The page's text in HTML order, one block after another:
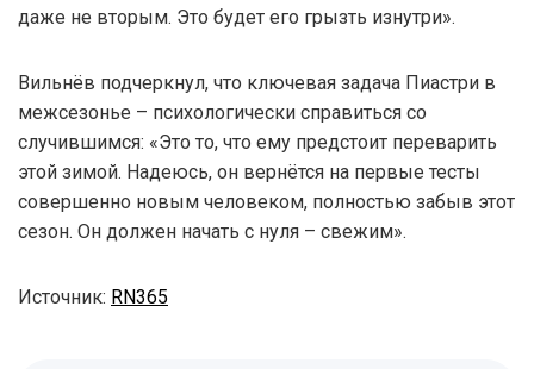
даже не вторым. Это будет его грызть изнутри».
Вильнёв подчеркнул, что ключевая задача Пиастри в
межсезонье – психологически справиться со
случившимся: «Это то, что ему предстоит переварить
этой зимой. Надеюсь, он вернётся на первые тесты
совершенно новым человеком, полностью забыв этот
сезон. Он должен начать с нуля – свежим».
Источник: RN365